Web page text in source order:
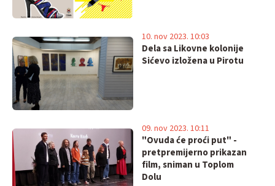
Dela sa Likovne kolonije
Sićevo izložena u Pirotu
10. nov 2023. 10:03
"Ovuda će proći put" -
pretpremijerno prikazan
film, sniman u Toplom
Dolu
09. nov 2023. 10:11